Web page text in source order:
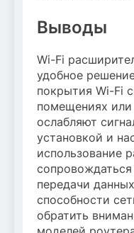
Выводы
Wi-Fi
удобное
покрытия Wi-Fi
помещениях или
ослабляют
установкой и
использование
передачи
способности
обратить